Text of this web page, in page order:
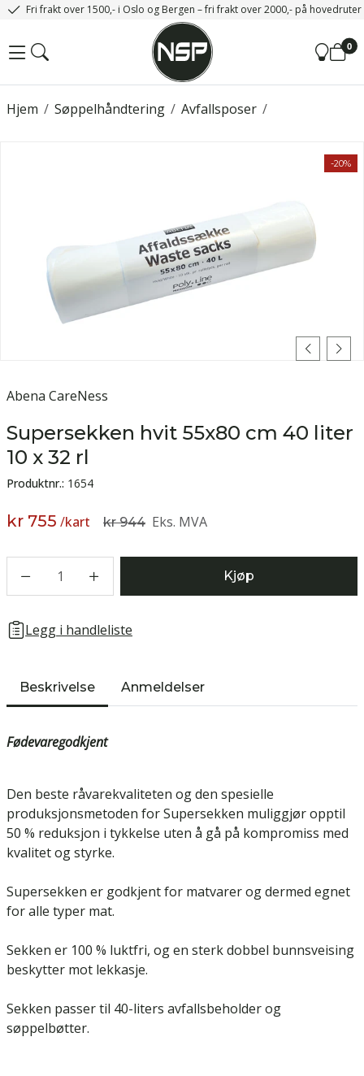
Fri frakt over 1500,- i Oslo og Bergen – fri frakt over 2000,- på
0
/
Hjem /
Søppelhåndtering /
Avfallsposer
-20%
Abena CareNess
Supersekken hvit 55x80 cm 40 liter
10 x 32 rl
Produktnr.: 1654
kr 755 /kart kr 944 Eks. MVA
1 Kjøp
Legg i handleliste
Beskrivelse Anmeldelser
Fødevaregodkjent
Den beste råvarekvaliteten og den spesielle
produksjonsmetoden for Supersekken muliggjør opptil
50 % reduksjon i tykkelse uten å gå på kompromiss med
kvalitet og styrke.
Supersekken er godkjent for matvarer og dermed egnet
for alle typer mat.
Sekken er 100 % luktfri, og en sterk dobbel bunnsveising
beskytter mot lekkasje.
Sekken passer til 40-liters avfallsbeholder og
søppelbøtter.